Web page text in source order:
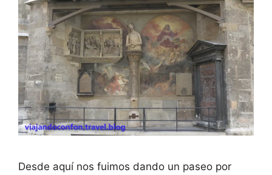
Desde aquí nos fuimos dando un paseo por